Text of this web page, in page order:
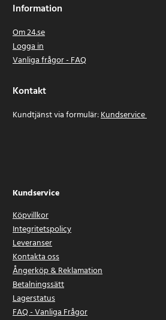
Information
Om 24.se
Logga in
Vanliga frågor - FAQ
Kontakt
Kundtjänst via formulär:Kundservice
Kundservice
Köpvillkor
Integritetspolicy
Leveranser
Kontakta oss
Ångerköp & Reklamation
Betalningssätt
Lagerstatus
FAQ - Vanliga Frågor